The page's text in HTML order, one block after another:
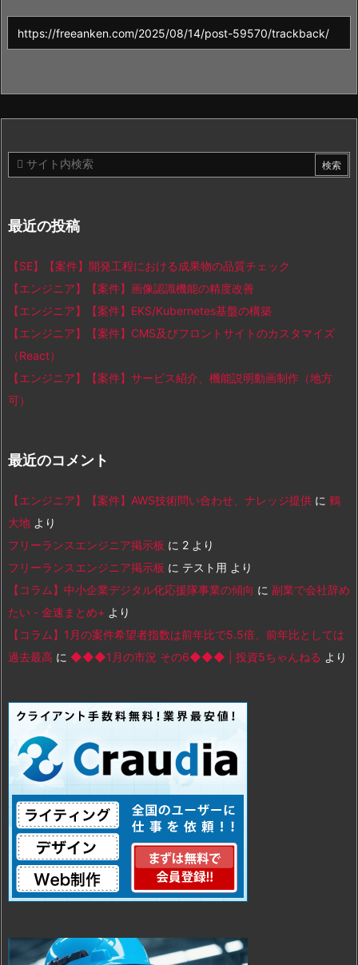
最近の投稿
【SE】【案件】開発工程における成果物の品質チェック
【エンジニア】【案件】画像認識機能の精度改善
【エンジニア】【案件】EKS/Kubernetes基盤の構築
【エンジニア】【案件】CMS及びフロントサイトのカスタマイズ
（React）
【エンジニア】【案件】サービス紹介、機能説明動画制作（地方
可）
最近のコメント
【エンジニア】【案件】AWS技術問い合わせ、ナレッジ提供 に 鶴
大地 より
フリーランスエンジニア掲示板 に 2 より
フリーランスエンジニア掲示板 に テスト用 より
【コラム】中小企業デジタル化応援隊事業の傾向 に 副業で会社辞め
たい - 金速まとめ+ より
【コラム】1月の案件希望者指数は前年比で5.5倍、前年比としては
過去最高 に ◆◆◆1月の市況 その6◆◆◆ | 投資5ちゃんねる より